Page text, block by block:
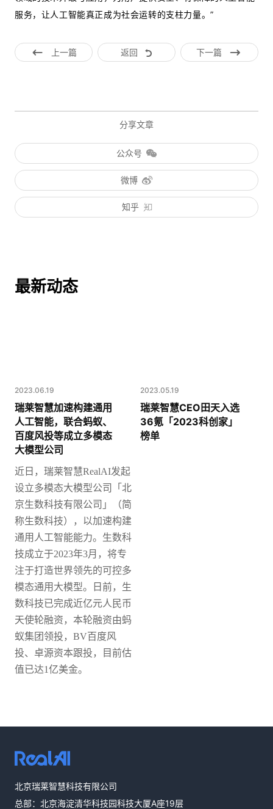
服务，让人工智能真正成为社会运转的支柱力量。”
上一篇 返回 下一篇
分享文章
公众号
微博
知乎
最新动态
2023.06.19
瑞莱智慧加速构建通用
人工智能，联合蚂蚁、
百度风投等成立多模态
大模型公司
近日，瑞莱智慧RealAI发起
设立多模态大模型公司「北
京生数科技有限公司」（简
称生数科技），以加速构建
通用人工智能能力。 生数科
技成立于2023年3月，将专
注于打造世界领先的可控多
模态通用大模型。日前，生
数科技已完成近亿元人民币
天使轮融资，本轮融资由蚂
蚁集团领投，BV百度风
投、卓源资本跟投，目前估
值已达1亿美金。
2023.05.19
瑞莱智慧CEO田天入选
36氪「2023科创家」
榜单
北京瑞莱智慧科技有限公司
总部：北京海淀清华科技园科技大厦A座19层